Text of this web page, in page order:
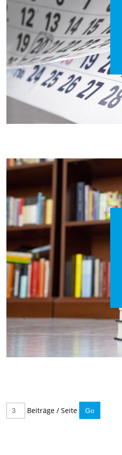
Beiträge / Seite